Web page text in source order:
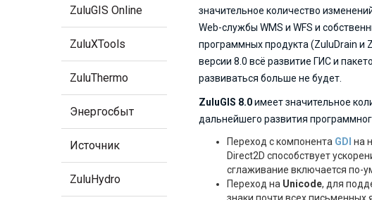
ZuluGIS Online
ZuluXTools
ZuluThermo
Энергосбыт
Источник
ZuluHydro
значительное количество
Web-службы WMS и WFS и
программных продукта (ZuluDrain и
версии 8.0 всё развитие ГИС и
развиваться больше не будет.
ZuluGIS 8.0имеет значительное
дальнейшего развития
Переход с компонента GDI на
Direct2D способствует
сглаживание включается по-
Переход на Unicode, для